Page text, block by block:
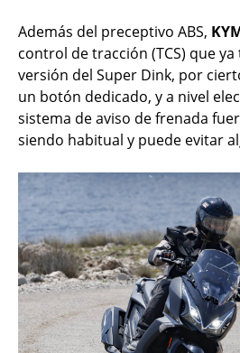
Además del preceptivo ABS,
control de tracción (TCS) que
versión del Super Dink, por
un botón dedicado, y a nivel
sistema de aviso de frenada
siendo habitual y puede evitar